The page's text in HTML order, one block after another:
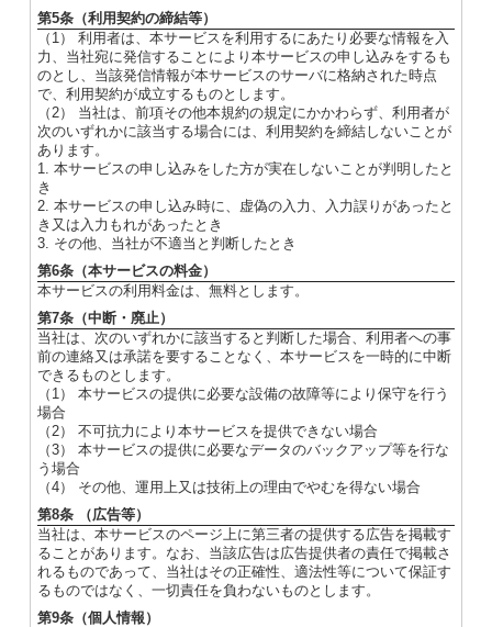
第5条（利用契約の締結等）
（1） 利用者は、本サービスを利用するにあたり必要な情報を入
力、当社宛に発信することにより本サービスの申し込みをするも
のとし、当該発信情報が本サービスのサーバに格納された時点
で、利用契約が成立するものとします。
（2） 当社は、前項その他本規約の規定にかかわらず、利用者が
次のいずれかに該当する場合には、利用契約を締結しないことが
あります。
1. 本サービスの申し込みをした方が実在しないことが判明したと
き
2. 本サービスの申し込み時に、虚偽の入力、入力誤りがあったと
き又は入力もれがあったとき
3. その他、当社が不適当と判断したとき
第6条（本サービスの料金）
本サービスの利用料金は、無料とします。
第7条（中断・廃止）
当社は、次のいずれかに該当すると判断した場合、利用者への事
前の連絡又は承諾を要することなく、本サービスを一時的に中断
できるものとします。
（1） 本サービスの提供に必要な設備の故障等により保守を行う
場合
（2） 不可抗力により本サービスを提供できない場合
（3） 本サービスの提供に必要なデータのバックアップ等を行な
う場合
（4） その他、運用上又は技術上の理由でやむを得ない場合
第8条 （広告等）
当社は、本サービスのページ上に第三者の提供する広告を掲載す
ることがあります。なお、当該広告は広告提供者の責任で掲載さ
れるものであって、当社はその正確性、適法性等について保証す
るものではなく、一切責任を負わないものとします。
第9条（個人情報）